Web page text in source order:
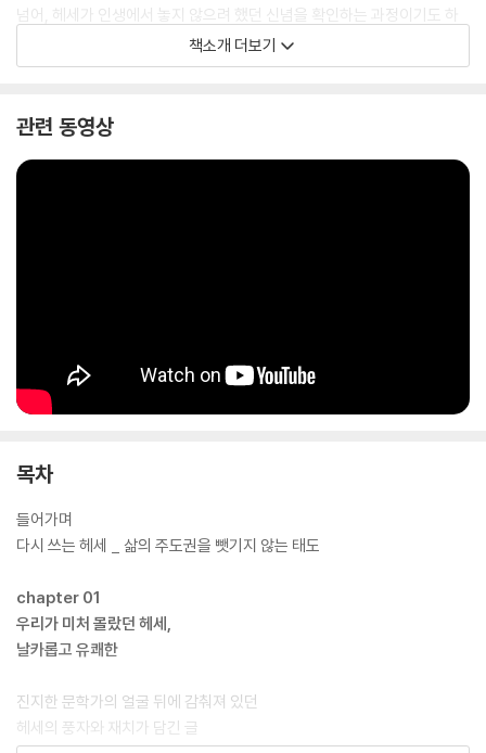
넘어, 헤세가 인생에서 놓지 않으려 했던 신념을 확인하는 과정이기도 하
지에 가려져 놓쳐버린 헤세의 진짜 가르침을 이야기한다. “자기답게 사는
죽는 날까지 스스로를 지키기 위해 붙들었던 삶의 태도들을 따라가는 이
을 살아가는 독자들에게, 이 책은 가장 명랑한 방식으로 말한다. “삶을, 그
리고 자기 자신을, 너무 진지하게 여기진 말아요.”
책소개 더보기
관련 동영상
목차
들어가며
다시 쓰는 헤세 _ 삶의 주도권을 뺏기지 않는 태도
chapter 01
우리가 미처 몰랐던 헤세,
날카롭고 유쾌한
진지한 문학가의 얼굴 뒤에 감춰져 있던
헤세의 풍자와 재치가 담긴 글